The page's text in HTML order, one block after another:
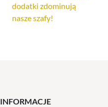
dodatki zdominują
nasze szafy!
INFORMACJE